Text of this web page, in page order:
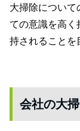
大掃除につい
ての意識を高く
持されることを
会社の大